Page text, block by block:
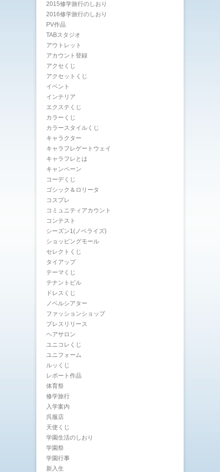
2015修学旅行のしおり
2016修学旅行のしおり
PV作品
TABスタジオ
アウトレット
アカウント登録
アクセくじ
アクセットくじ
イベント
インテリア
エクステくじ
カラーくじ
カラースタイルくじ
キャラクター
キャラフレゲートウェイ
キャラフレとは
キャンペーン
コーデくじ
ゴシック＆ロリータ
コスプレ
コミュニティアカウント
コンテスト
シーズン1(ノベライズ)
ショッピングモール
セレクトくじ
タイアップ
テーマくじ
テナントビル
ドレスくじ
ノベルシアター
ファッションショップ
プレスリリース
ヘアサロン
ユニコレくじ
ユニフォーム
ルッくじ
レポート作品
体育祭
修学旅行
入学案内
呉服店
天使くじ
学園生活のしおり
学園祭
学園行事
新入生